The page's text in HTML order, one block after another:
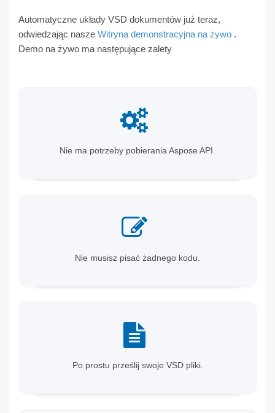
Automatyczne układy VSD dokumentów już teraz,
odwiedzając nasze Witryna demonstracyjna na żywo .
Demo na żywo ma następujące zalety
Nie ma potrzeby pobierania Aspose API.
Nie musisz pisać żadnego kodu.
Po prostu prześlij swoje VSD pliki.